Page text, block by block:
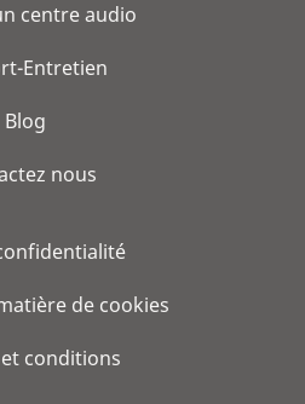
centre audio
Entretien
Blog
nous
de cookies
conditions